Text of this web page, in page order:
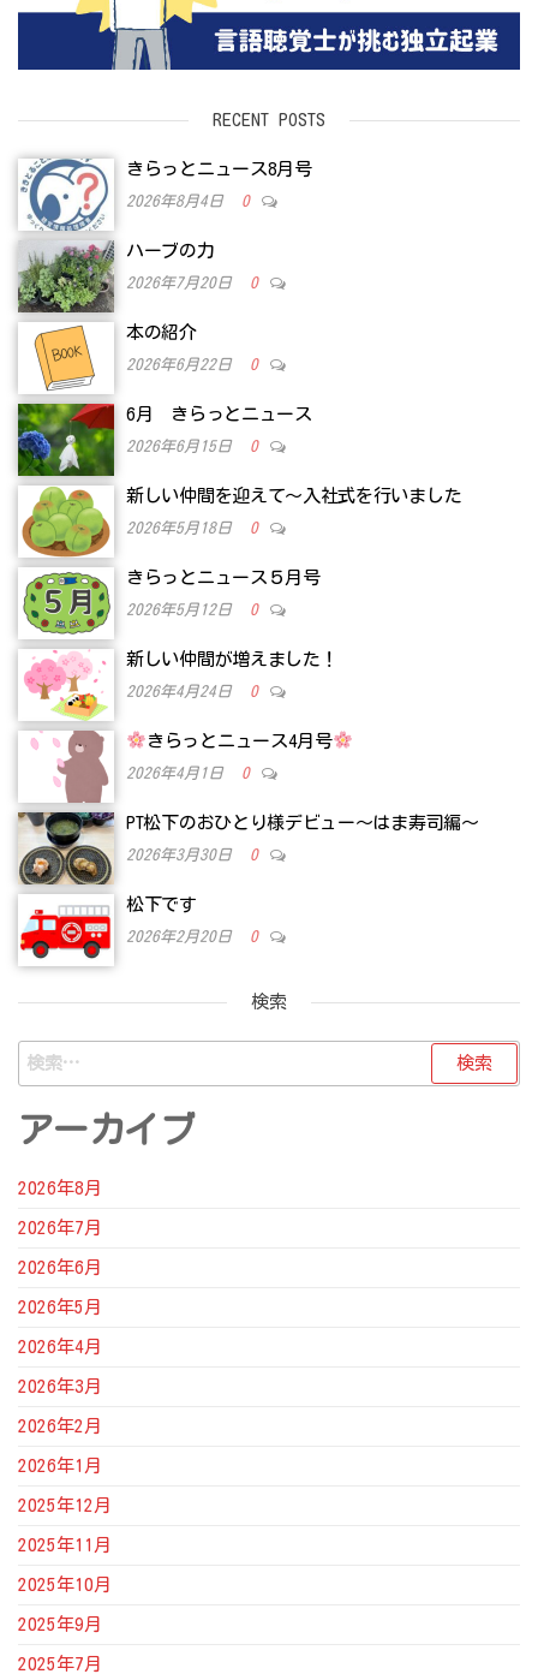
RECENT POSTS
きらっとニュース8月号
2026年8月4日 0
ハーブの力
2026年7月20日 0
本の紹介
2026年6月22日 0
6月 きらっとニュース
2026年6月15日 0
新しい仲間を迎えて～入社式を行いました
2026年5月18日 0
きらっとニュース５月号
2026年5月12日 0
新しい仲間が増えました！
2026年4月24日 0
きらっとニュース4月号
2026年4月1日 0
PT松下のおひとり様デビュー～はま寿司編～
2026年3月30日 0
松下です
2026年2月20日 0
検索
検
索:
アーカイブ
2026年8月
2026年7月
2026年6月
2026年5月
2026年4月
2026年3月
2026年2月
2026年1月
2025年12月
2025年11月
2025年10月
2025年9月
2025年7月